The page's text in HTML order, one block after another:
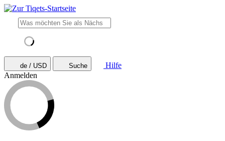
de / USD Suche
Hilfe
Anmelden